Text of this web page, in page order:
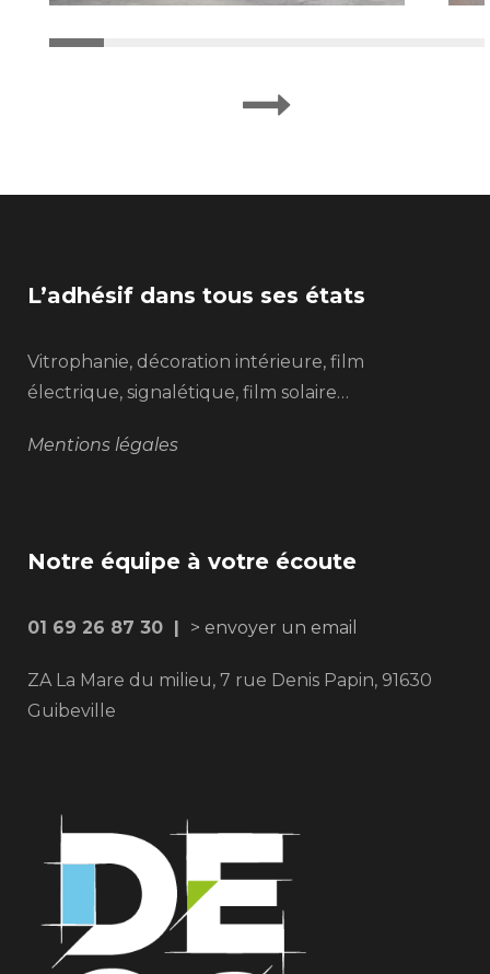
L’adhésif dans tous ses états
Vitrophanie, décoration intérieure, film
électrique, signalétique, film solaire…
Mentions légales
Notre équipe à votre écoute
01 69 26 87 30 | > envoyer un email
ZA La Mare du milieu, 7 rue Denis Papin, 91630
Guibeville